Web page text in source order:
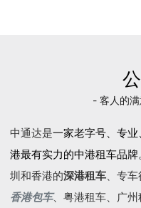
- 客人的
中通达是一家老字号、专业
港最有实力的中港租车品牌
圳和香港的深港租车、专
香港包车、 粤港租车、广州